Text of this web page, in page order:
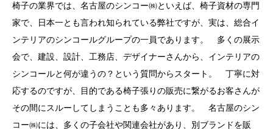
椅子の業界では、名古屋のシンコー㈱といえば、椅子資材の専門
家で、日本一とも言われ知られている弊社ですが、実は、総合イ
ンテリアのシンコールグループの一員であります。 多くの展示
会で、建設、設計、工務店、デザイナーさんから、インテリアの
シンコールと何が違うの？という質問からスタート。 丁寧に対
応するのですが、目的である椅子張りの販売に繋がるお客さんが
その間にスルーしてしまうことも多々あります。 名古屋のシン
コー㈱には、多くの子会社や関連会社があり、別ブランドを販